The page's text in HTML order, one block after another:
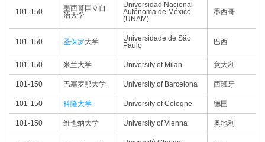
101-150
墨西哥国立自
治大学
Universidad Nacional
Autónoma de México
(UNAM)
墨西哥
101-150 圣保罗大学
Universidade de São
Paulo
巴西
101-150 米兰大学 University of Milan 意大利
101-150 巴塞罗那大学 University of Barcelona 西班牙
101-150 科隆大学 University of Cologne 德国
101-150 维也纳大学 University of Vienna 奥地利